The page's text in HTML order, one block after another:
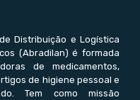
Distribuição e Logística
(Abradilan) é formada
de medicamentos,
de higiene pessoal e
Tem como missão